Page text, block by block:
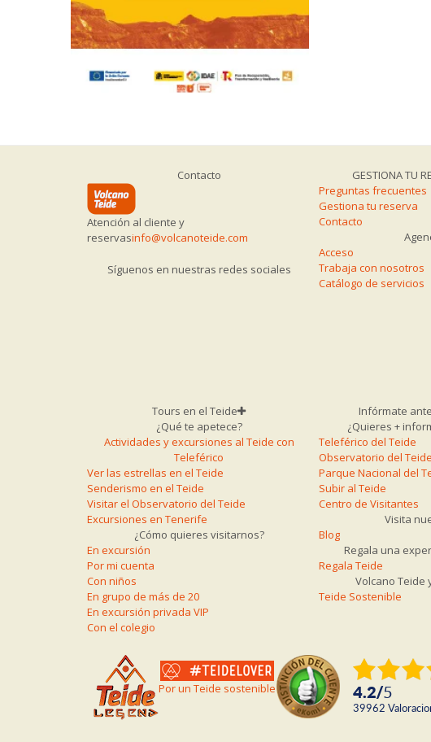
Contacto
Atención al cliente y
reservasinfo@volcanoteide.com
Síguenos en nuestras redes sociales
GESTIONA TU
Preguntas frecuentes
Gestiona tu reserva
Contacto
Acceso
Trabaja con nosotros
Catálogo de servicios
Tours en el Teide
¿Qué te apetece?
Actividades y excursiones al Teide con
Teleférico
Ver las estrellas en el Teide
Senderismo en el Teide
Visitar el Observatorio del Teide
Excursiones en Tenerife
¿Cómo quieres visitarnos?
En excursión
Por mi cuenta
Con niños
En grupo de más de 20
En excursión privada VIP
Con el colegio
Infórmate
¿Quieres +
Teleférico del Teide
Observatorio del Teide
Parque Nacional del
Subir al Teide
Centro de Visitantes
Visita
Blog
Regala una
Regala Teide
Volcano Teide
Teide Sostenible
Por un Teide sostenible 4.2/5
39962